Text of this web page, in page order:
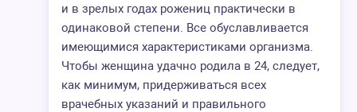
и в зрелых годах рожениц практически в
одинаковой степени. Все обуславливается
имеющимися характеристиками организма.
Чтобы женщина удачно родила в 24, следует,
как минимум, придерживаться всех
врачебных указаний и правильного